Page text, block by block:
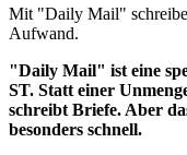
Mit "Daily Mail"
Aufwand.
"Daily Mail" ist eine
ST. Statt einer
schreibt Briefe. Aber
besonders schnell.